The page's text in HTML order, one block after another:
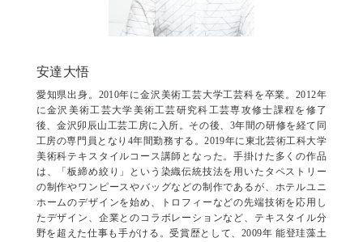
安達大悟
愛知県出身。2010年に金沢美術工芸大学工芸科を卒業。2012年
に金沢美術工芸大学美術工芸研究科工芸専攻修士課程を修了
後、金沢卯辰山工芸工房に入所。その後、3年間の研修を経て同
工房の専門員となり4年間勤務する。2019年に東北芸術工科大学
美術科テキスタイルコース講師となった。手掛けた多くの作品
は、「板締め絞り」という染織伝統技法を用いたタペストリー
の制作やワンピースやバッグなどの制作であるが、ホテルユニ
ホームのデザインを始め、トロフィーなどの先端技術を応用し
たデザイン、企業とのコラボレーションなど、テキスタイル分
野を超えた仕事も手がける。受賞歴として、2009年 能登珪藻土